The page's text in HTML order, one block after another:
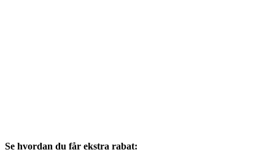
Se hvordan du får ekstra rabat: